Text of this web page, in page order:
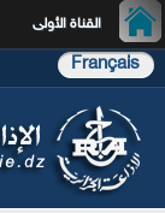
القناة الأولى
Français